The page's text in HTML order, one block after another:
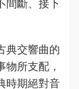
間斷、接下
典交響曲的
所支配，
時期絕對音